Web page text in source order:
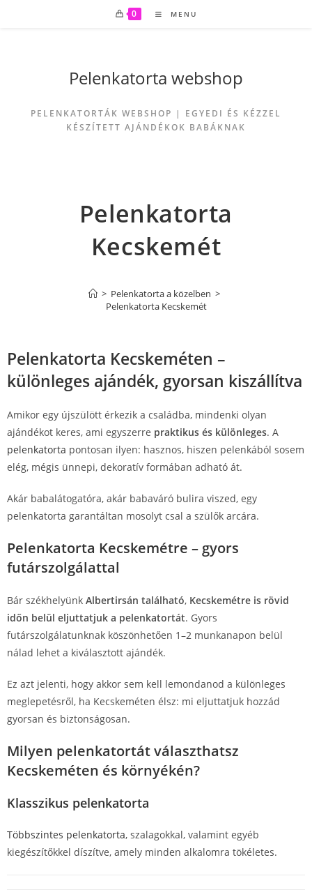
0 MENU
Pelenkatorta webshop
PELENKATORTÁK WEBSHOP | EGYEDI ÉS KÉZZEL
KÉSZÍTETT AJÁNDÉKOK BABÁKNAK
Pelenkatorta
Kecskemét
> Pelenkatorta a közelben >
Pelenkatorta Kecskemét
Pelenkatorta Kecskeméten –
különleges ajándék, gyorsan kiszállítva
Amikor egy újszülött érkezik a családba, mindenki olyan
ajándékot keres, ami egyszerre praktikus és különleges. A
pelenkatorta pontosan ilyen: hasznos, hiszen pelenkából sosem
elég, mégis ünnepi, dekoratív formában adható át.
Akár babalátogatóra, akár babaváró bulira viszed, egy
pelenkatorta garantáltan mosolyt csal a szülők arcára.
Pelenkatorta Kecskemétre – gyors
futárszolgálattal
Bár székhelyünk Albertirsán található, Kecskemétre is rövid
időn belül eljuttatjuk a pelenkatortát. Gyors
futárszolgálatunknak köszönhetően 1–2 munkanapon belül
nálad lehet a kiválasztott ajándék.
Ez azt jelenti, hogy akkor sem kell lemondanod a különleges
meglepetésről, ha Kecskeméten élsz: mi eljuttatjuk hozzád
gyorsan és biztonságosan.
Milyen pelenkatortát választhatsz
Kecskeméten és környékén?
Klasszikus pelenkatorta
Többszintes pelenkatorta, szalagokkal, valamint egyéb
kiegészítőkkel díszítve, amely minden alkalomra tökéletes.